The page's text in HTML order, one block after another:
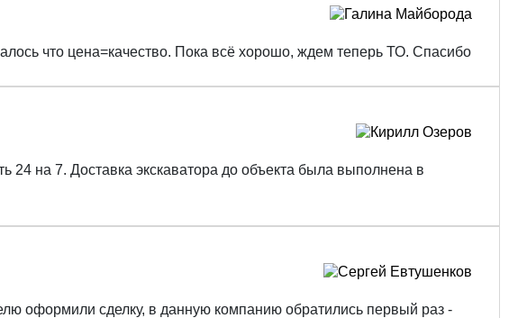
что цена=качество. Пока всё хорошо, ждем теперь ТО. Спасибо
24 на 7. Доставка экскаватора до объекта была выполнена в
оформили сделку, в данную компанию обратились первый раз -